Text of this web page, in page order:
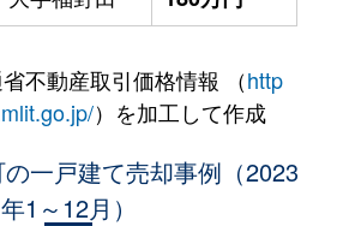
不動産取引価格情報 （http
）を加工して作成
一戸建て売却事例（2023
年1～12月）